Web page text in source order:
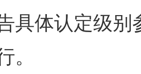
具体认定级
。